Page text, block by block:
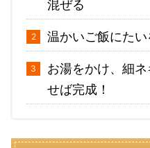
混ぜる
温かいご飯にた
お湯をかけ、細
せば完成！